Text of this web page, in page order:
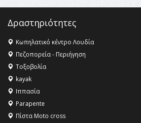
16:35 -Το πρόγραμμα του ΠΑΟΚ
16:27 - Όλυμπος: Εντάχθηκε στον
Κληρονομιάς της UNESCO –
Όλυμπος αναγνωρίστηκε ως φυσικό και
αγαθό εξέχουσας οικουμενικής αξίας
ανθρωπότητα
16:18 -
ΣΤΗΝ ΕΔΕΣΣΑ
Δραστηριότητες
Κωπηλατικό κέντρο Λουδία
Πεζοπορεία - Περιήγηση
Τοξοβολία
kayak
Ιππασία
Parapente
Πίστα Moto cross